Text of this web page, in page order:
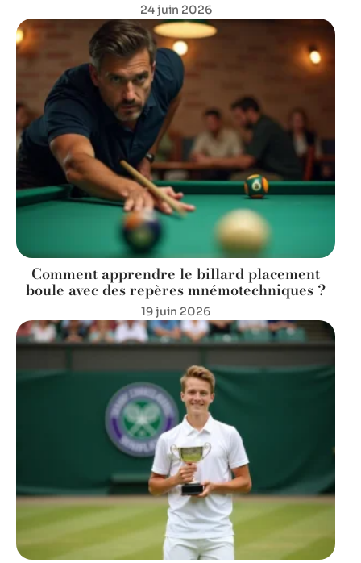
24 juin 2026
Comment apprendre le billard placement
boule avec des repères mnémotechniques ?
19 juin 2026